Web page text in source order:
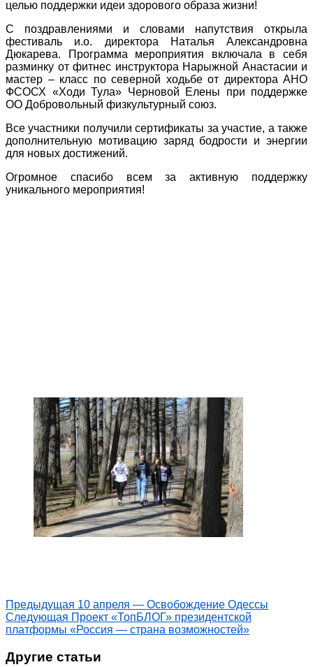
целью поддержки идеи здорового образа жизни!
С поздравлениями и словами напутствия открыла
фестиваль и.о. директора Наталья Александровна
Дюкарева. Программа мероприятия включала в себя
разминку от фитнес инструктора Нарыжной Анастасии и
мастер – класс по северной ходьбе от директора АНО
ФСОСХ «Ходи Тула» Черновой Елены при поддержке
ОО Добровольный физкультурный союз.
Все участники получили сертификаты за участие, а также
дополнительную мотивацию заряд бодрости и энергии
для новых достижений.
Огромное спасибо всем за активную поддержку
уникального мероприятия!
Предыдущая 10 апреля — Освобождение Одессы
Следующая Проект «ТопБЛОГ» президентской
платформы «Россия — страна возможностей»
Другие статьи